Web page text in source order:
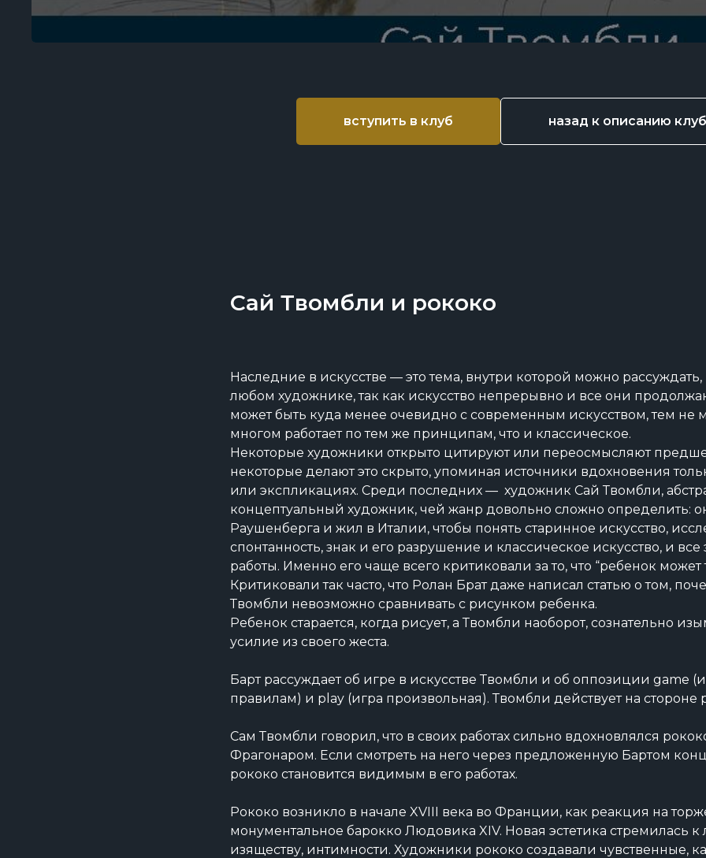
вступить в клуб назад к описанию
Сай Твомбли и рококо
Наследние в искусстве — это тема, внутри которой можно рассуждать,
любом художнике, так как искусство непрерывно и все они
может быть куда менее очевидно с современным искусством, тем не
многом работает по тем же принципам, что и классическое.
Некоторые художники открыто цитируют или переосмысляют
некоторые делают это скрыто, упоминая источники вдохновения
или экспликациях. Среди последних — художник Сай Твомбли,
концептуальный художник, чей жанр довольно сложно определить:
Раушенберга и жил в Италии, чтобы понять старинное искусство,
спонтанность, знак и его разрушение и классическое искусство, и все
работы. Именно его чаще всего критиковали за то, что “ребенок может
Критиковали так часто, что Ролан Брат даже написал статью о том,
Твомбли невозможно сравнивать с рисунком ребенка.
Ребенок старается, когда рисует, а Твомбли наоборот, сознательно
усилие из своего жеста.
Барт рассуждает об игре в искусстве Твомбли и об оппозиции game
правилам) и play (игра произвольная). Твомбли действует на стороне
Сам Твомбли говорил, что в своих работах сильно вдохновлялся
Фрагонаром. Если смотреть на него через предложенную Бартом
рококо становится видимым в его работах.
Рококо возникло в начале XVIII века во Франции, как реакция на
монументальное барокко Людовика XIV. Новая эстетика стремилась к
изяществу, интимности. Художники рококо создавали чувственные,